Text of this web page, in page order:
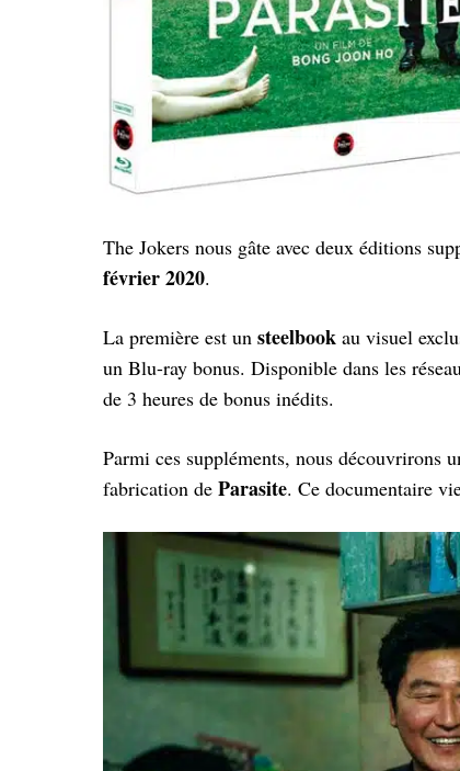
The Jokers nous gâte avec deux éditions
février 2020.
La première est un steelbook au visuel
un Blu-ray bonus. Disponible dans les
de 3 heures de bonus inédits.
Parmi ces suppléments, nous découvrirons
fabrication de Parasite. Ce documentaire